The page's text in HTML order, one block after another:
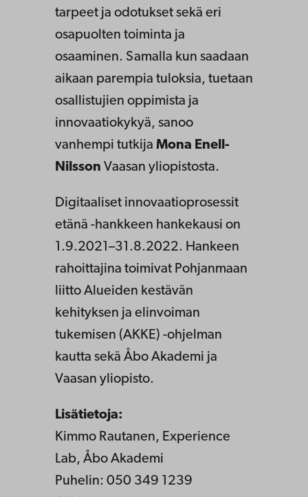
tarpeet ja odotukset sekä eri
osapuolten toiminta ja
osaaminen. Samalla kun saadaan
aikaan parempia tuloksia, tuetaan
osallistujien oppimista ja
innovaatiokykyä, sanoo
vanhempi tutkija Mona Enell-
Nilsson Vaasan yliopistosta.
Digitaaliset innovaatioprosessit
etänä -hankkeen hankekausi on
1.9.2021–31.8.2022. Hankeen
rahoittajina toimivat Pohjanmaan
liitto Alueiden kestävän
kehityksen ja elinvoiman
tukemisen (AKKE) -ohjelman
kautta sekä Åbo Akademi ja
Vaasan yliopisto.
Lisätietoja:
Kimmo Rautanen, Experience
Lab, Åbo Akademi
Puhelin: 050 349 1239